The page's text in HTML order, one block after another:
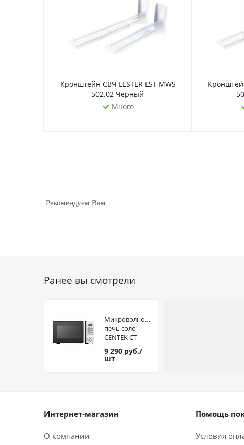
Кронштейн СВЧ LESTER LST-MWS
502.02 Черный
Много
Рекомендуем Вам
Ранее вы смотрели
Микроволновая
печь соло
CENTEK CT-
1562 белый
20л
9 290 руб./
шт
Интернет-магазин
О компании
Помощь
Условия